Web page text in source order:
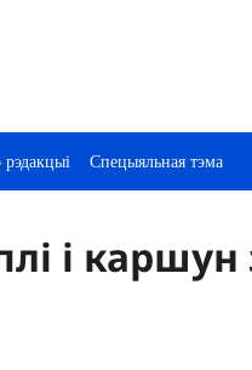
Спецыяльная тэма
і каршун